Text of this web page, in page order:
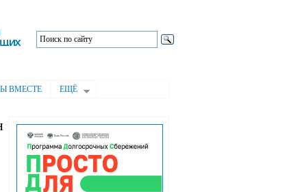
ВМЕСТЕ ЕЩЁ